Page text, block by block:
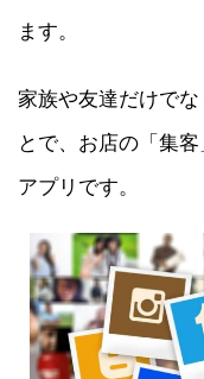
ます。
家族や友達だけで
とで、お店の「集
アプリです。